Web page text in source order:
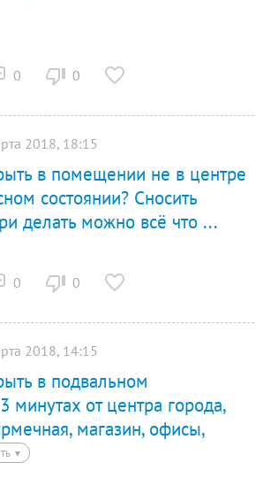
0 0
2018, 18:15
в помещении не в центре
состоянии? Сносить
делать можно всё что ...
0 0
2018, 14:15
в подвальном
от центра города,
магазин, офисы,
▼